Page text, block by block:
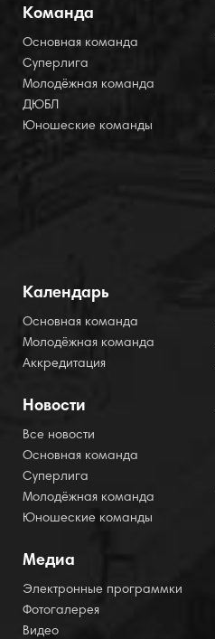
Команда
Основная команда
Суперлига
Молодёжная команда
ДЮБЛ
Юношеские команды
Календарь
Основная команда
Молодёжная команда
Аккредитация
Новости
Все новости
Основная команда
Суперлига
Молодёжная команда
Юношеские команды
Медиа
Электронные программки
Фотогалерея
Видео